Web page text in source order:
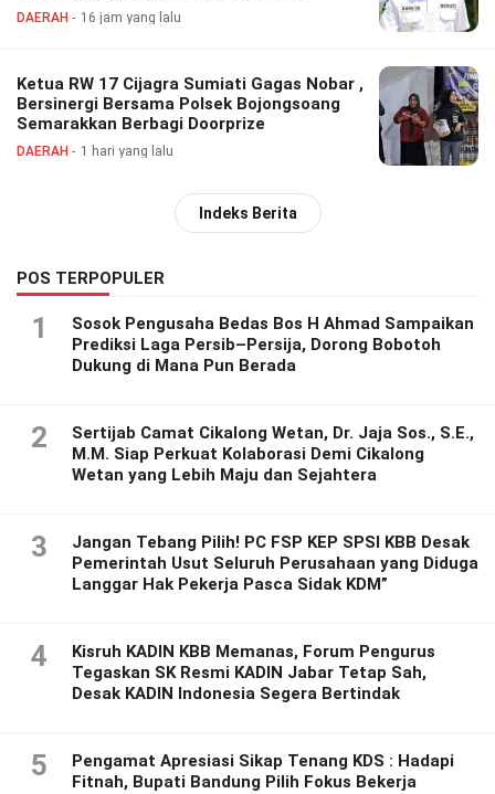
DAERAH 16 jam yang lalu
Ketua RW 17 Cijagra Sumiati Gagas Nobar ,
Bersinergi Bersama Polsek Bojongsoang
Semarakkan Berbagi Doorprize
DAERAH 1 hari yang lalu
Indeks Berita
POS TERPOPULER
1
Sosok Pengusaha Bedas Bos H Ahmad Sampaikan
Prediksi Laga Persib–Persija, Dorong Bobotoh
Dukung di Mana Pun Berada
2
Sertijab Camat Cikalong Wetan, Dr. Jaja Sos., S.E.,
M.M. Siap Perkuat Kolaborasi Demi Cikalong
Wetan yang Lebih Maju dan Sejahtera
3
Jangan Tebang Pilih! PC FSP KEP SPSI KBB Desak
Pemerintah Usut Seluruh Perusahaan yang Diduga
Langgar Hak Pekerja Pasca Sidak KDM”
4
Kisruh KADIN KBB Memanas, Forum Pengurus
Tegaskan SK Resmi KADIN Jabar Tetap Sah,
Desak KADIN Indonesia Segera Bertindak
5
Pengamat Apresiasi Sikap Tenang KDS : Hadapi
Fitnah, Bupati Bandung Pilih Fokus Bekerja